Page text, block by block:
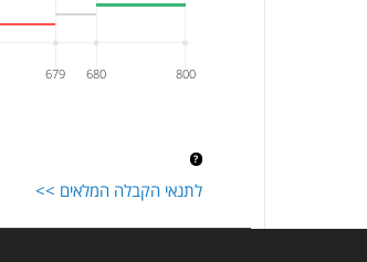
679 680 800
לתנאי הקבלה המלאים >>